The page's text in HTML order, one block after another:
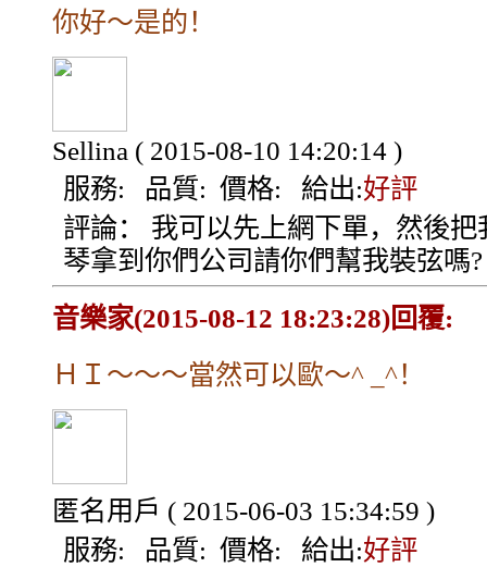
你好～是的！
Sellina ( 2015-08-10 14:20:14 )
服務: 品質: 價格: 給出:好評
評論：
我可以先上網下單，然後把
琴拿到你們公司請你們幫我裝弦嗎?
音樂家(2015-08-12 18:23:28)回覆:
ＨＩ～～～當然可以歐～^ _^！
匿名用戶 ( 2015-06-03 15:34:59 )
服務: 品質: 價格: 給出:好評